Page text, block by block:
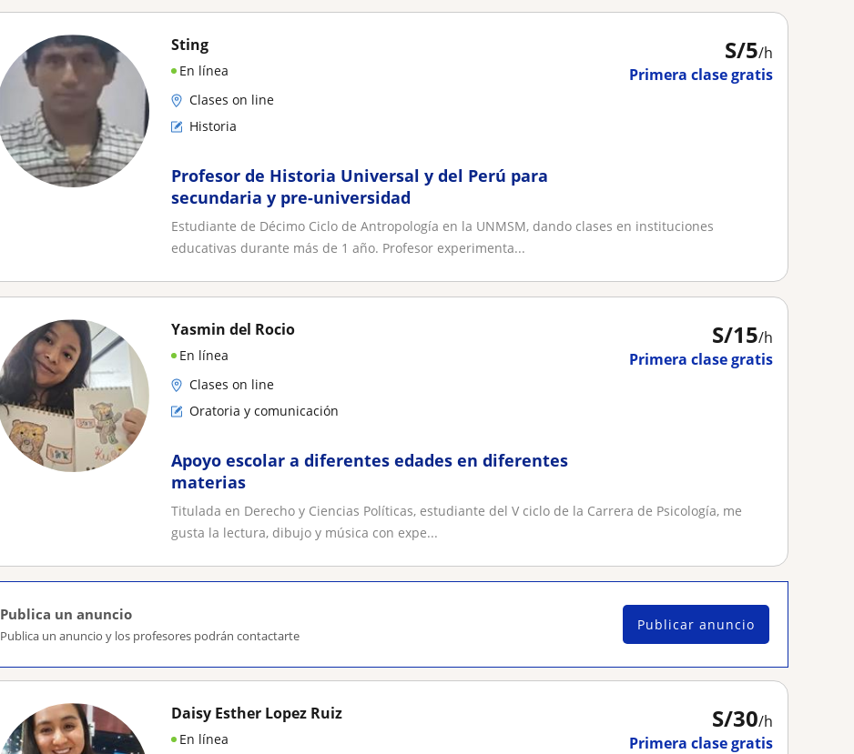
S/5/h
Primera clase gratis
Sting
En línea
Clases on line
Historia
Profesor de Historia Universal y del Perú para
secundaria y pre-universidad
Estudiante de Décimo Ciclo de Antropología en la UNMSM, dando clases en instituciones
educativas durante más de 1 año. Profesor experimenta...
S/15/h
Primera clase gratis
Yasmin del Rocio
En línea
Clases on line
Oratoria y comunicación
Apoyo escolar a diferentes edades en diferentes
materias
Titulada en Derecho y Ciencias Políticas, estudiante del V ciclo de la Carrera de Psicología, me
gusta la lectura, dibujo y música con expe...
Publica un anuncio
Publica un anuncio y los profesores podrán contactarte
Publicar anuncio
S/30/h
Primera clase gratis
Daisy Esther Lopez Ruiz
En línea